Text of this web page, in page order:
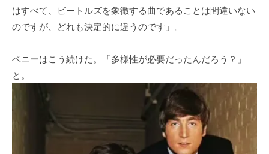
はすべて、ビートルズを象徴する曲であることは間違いない
のですが、どれも決定的に違うのです」。
ベニーはこう続けた。「多様性が必要だったんだろう？」
と。